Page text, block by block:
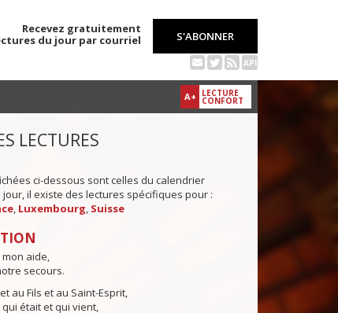
Recevez gratuitement
du jour par courriel
S'ABONNER
API
A+ LECTURE
CONFORT
LECTURES
ci-dessous sont celles du calendrier
jour, il existe des lectures spécifiques pour :
, Luxembourg, Suisse
aide,
secours.
au Fils et au Saint-Esprit,
était et qui vient,